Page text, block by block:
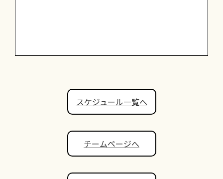
スケジュール一覧へ
チームページへ